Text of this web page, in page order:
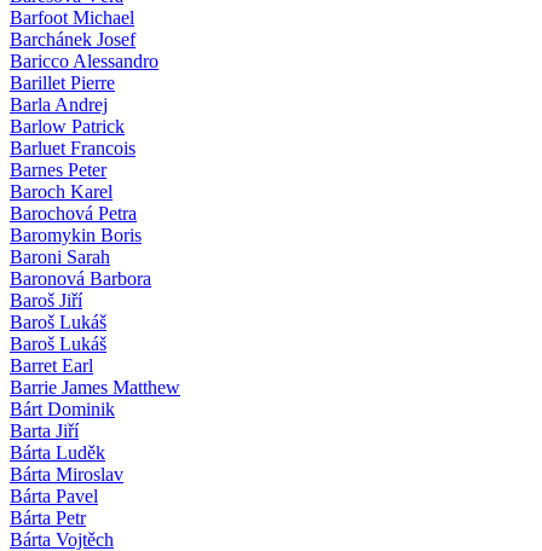
Barfoot Michael
Barchánek Josef
Baricco Alessandro
Barillet Pierre
Barla Andrej
Barlow Patrick
Barluet Francois
Barnes Peter
Baroch Karel
Barochová Petra
Baromykin Boris
Baroni Sarah
Baronová Barbora
Baroš Jiří
Baroš Lukáš
Baroš Lukáš
Barret Earl
Barrie James Matthew
Bárt Dominik
Barta Jiří
Bárta Luděk
Bárta Miroslav
Bárta Pavel
Bárta Petr
Bárta Vojtěch